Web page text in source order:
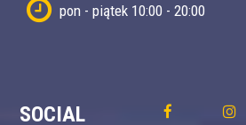
pon - piątek 10:00 - 20:00
SOCIAL